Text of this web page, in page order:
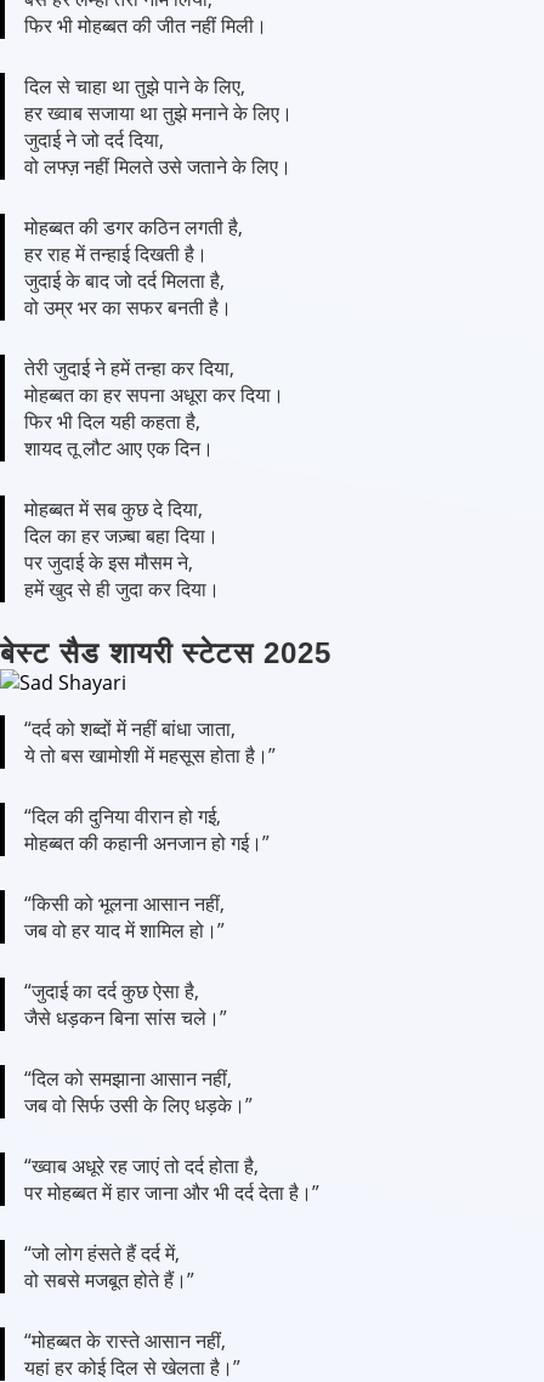
फिर भी मोहब्बत की जीत नहीं मिली।
दिल से चाहा था तुझे पाने के लिए,
हर ख्वाब सजाया था तुझे मनाने के लिए।
जुदाई ने जो दर्द दिया,
वो लफ्ज़ नहीं मिलते उसे जताने के लिए।
मोहब्बत की डगर कठिन लगती है,
हर राह में तन्हाई दिखती है।
जुदाई के बाद जो दर्द मिलता है,
वो उम्र भर का सफर बनती है।
तेरी जुदाई ने हमें तन्हा कर दिया,
मोहब्बत का हर सपना अधूरा कर दिया।
फिर भी दिल यही कहता है,
शायद तू लौट आए एक दिन।
मोहब्बत में सब कुछ दे दिया,
दिल का हर जज़्बा बहा दिया।
पर जुदाई के इस मौसम ने,
हमें खुद से ही जुदा कर दिया।
बेस्ट सैड शायरी स्टेटस 2025
“दर्द को शब्दों में नहीं बांधा जाता,
ये तो बस खामोशी में महसूस होता है।”
“दिल की दुनिया वीरान हो गई,
मोहब्बत की कहानी अनजान हो गई।”
“किसी को भूलना आसान नहीं,
जब वो हर याद में शामिल हो।”
“जुदाई का दर्द कुछ ऐसा है,
जैसे धड़कन बिना सांस चले।”
“दिल को समझाना आसान नहीं,
जब वो सिर्फ उसी के लिए धड़के।”
“ख्वाब अधूरे रह जाएं तो दर्द होता है,
पर मोहब्बत में हार जाना और भी दर्द देता है।”
“जो लोग हंसते हैं दर्द में,
वो सबसे मजबूत होते हैं।”
“मोहब्बत के रास्ते आसान नहीं,
यहां हर कोई दिल से खेलता है।”